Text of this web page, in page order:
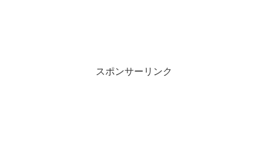
スポンサーリンク